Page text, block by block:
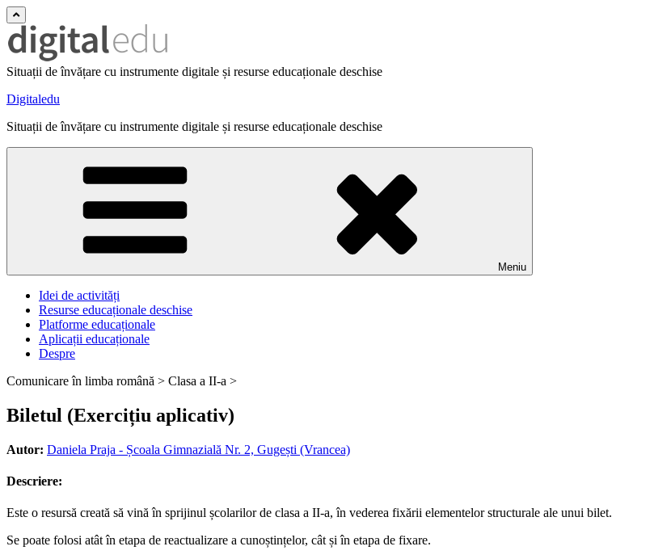
Situații de învățare cu instrumente digitale și resurse educaționale deschise
Digitaledu
Situații de învățare cu instrumente digitale și resurse educaționale deschise
Meniu
Idei de activități
Resurse educaționale deschise
Platforme educaționale
Aplicații educaționale
Despre
Comunicare în limba română > Clasa a II-a >
Biletul (Exercițiu aplicativ)
Autor: Daniela Praja - Școala Gimnazială Nr. 2, Gugești (Vrancea)
Descriere:
Este o resursă creată să vină în sprijinul școlarilor de clasa a II-a, în vederea fixării elementelor structurale ale unui bilet.
Se poate folosi atât în etapa de reactualizare a cunoștințelor, cât și în etapa de fixare.